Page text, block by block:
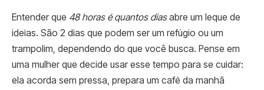
Entender que 48 horas é quantos diasabre um leque de
ideias. São 2 dias que podem ser um refúgio ou um
trampolim, dependendo do que você busca. Pense em
uma mulher que decide usar esse tempo para se cuidar:
ela acorda sem pressa, prepara um café da manhã